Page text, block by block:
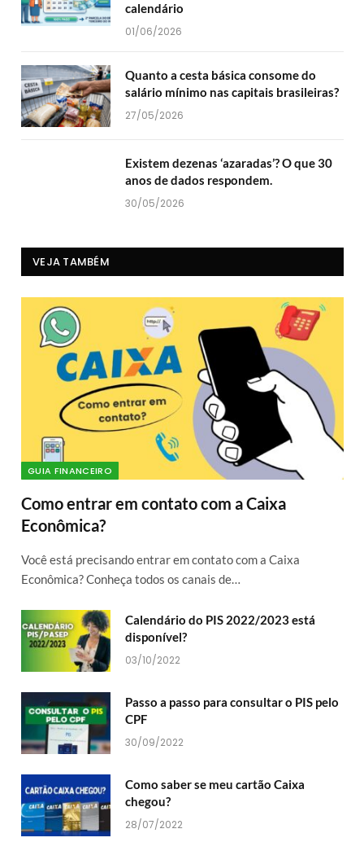
calendário
01/06/2026
Quanto a cesta básica consome do
salário mínimo nas capitais brasileiras?
27/05/2026
Existem dezenas ‘azaradas’? O que 30
anos de dados respondem.
30/05/2026
VEJA TAMBÉM
GUIA FINANCEIRO
Como entrar em contato com a Caixa
Econômica?
Você está precisando entrar em contato com a Caixa
Econômica? Conheça todos os canais de…
Calendário do PIS 2022/2023 está
disponível?
03/10/2022
Passo a passo para consultar o PIS pelo
CPF
30/09/2022
Como saber se meu cartão Caixa
chegou?
28/07/2022